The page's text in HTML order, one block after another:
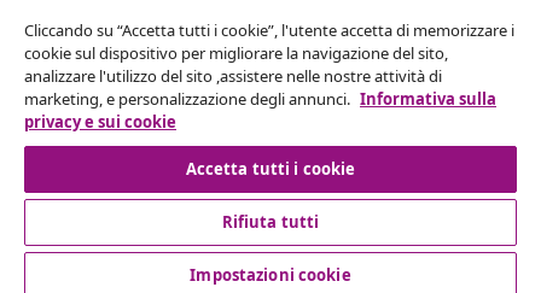
Scopri di più
© 2008-2026 vidaXL www.vidaxl.it è un negozio online di
vidaXL Marketplace International B.V.
Cliccando su “Accetta tutti i cookie”, l'utente accetta di memorizzare i
cookie sul dispositivo per migliorare la navigazione del sito,
analizzare l'utilizzo del sito ,assistere nelle nostre attività di
marketing, e personalizzazione degli annunci. Informativa sulla
privacy e sui cookie
Accetta tutti i cookie
Rifiuta tutti
Impostazioni cookie